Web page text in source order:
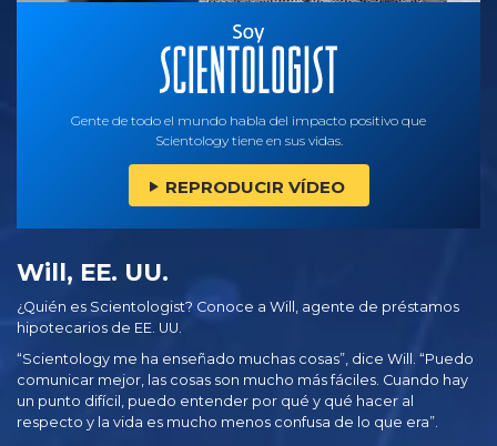
Gente de todo el mundo habla del impacto positivo que
Scientology tiene en sus vidas.
REPRODUCIR VÍDEO
Will, EE. UU.
¿Quién es Scientologist? Conoce a Will, agente de préstamos
hipotecarios de EE. UU.
“Scientology me ha enseñado muchas cosas”, dice Will. “Puedo
comunicar mejor, las cosas son mucho más fáciles. Cuando hay
un punto difícil, puedo entender por qué y qué hacer al
respecto y la vida es mucho menos confusa de lo que era”.